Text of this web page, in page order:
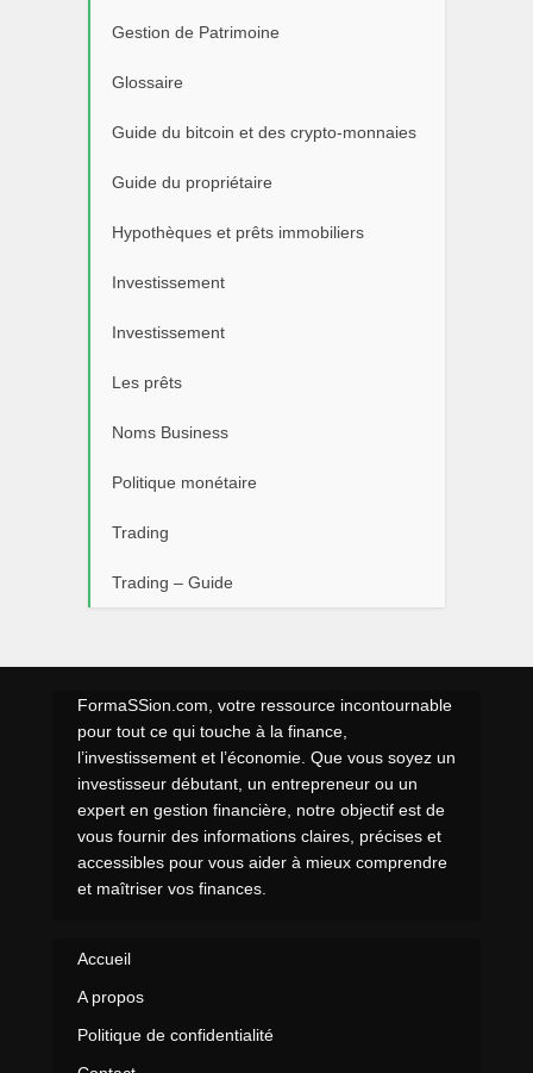
Gestion de Patrimoine
Glossaire
Guide du bitcoin et des crypto-monnaies
Guide du propriétaire
Hypothèques et prêts immobiliers
Investissement
Investissement
Les prêts
Noms Business
Politique monétaire
Trading
Trading – Guide
FormaSSion.com, votre ressource incontournable
pour tout ce qui touche à la finance,
l’investissement et l’économie. Que vous soyez un
investisseur débutant, un entrepreneur ou un
expert en gestion financière, notre objectif est de
vous fournir des informations claires, précises et
accessibles pour vous aider à mieux comprendre
et maîtriser vos finances.
Accueil
A propos
Politique de confidentialité